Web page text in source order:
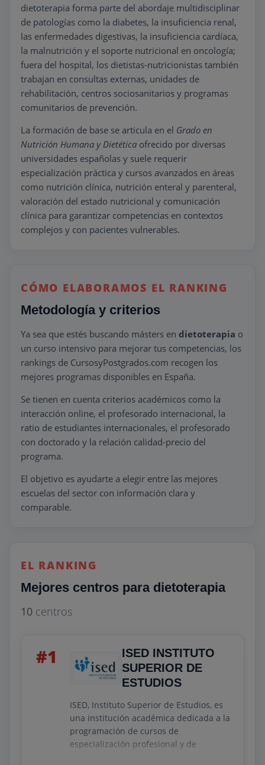
dietoterapia forma parte del abordaje multidisciplinar
de patologías como la diabetes, la insuficiencia renal,
las enfermedades digestivas, la insuficiencia cardíaca,
la malnutrición y el soporte nutricional en oncología;
fuera del hospital, los dietistas-nutricionistas también
trabajan en consultas externas, unidades de
rehabilitación, centros sociosanitarios y programas
comunitarios de prevención.
La formación de base se articula en el Grado en
Nutrición Humana y Dietética ofrecido por diversas
universidades españolas y suele requerir
especialización práctica y cursos avanzados en áreas
como nutrición clínica, nutrición enteral y parenteral,
valoración del estado nutricional y comunicación
clínica para garantizar competencias en contextos
complejos y con pacientes vulnerables.
CÓMO ELABORAMOS EL RANKING
Metodología y criterios
Ya sea que estés buscando másters en dietoterapia o
un curso intensivo para mejorar tus competencias, los
rankings de CursosyPostgrados.com recogen los
mejores programas disponibles en España.
Se tienen en cuenta criterios académicos como la
interacción online, el profesorado internacional, la
ratio de estudiantes internacionales, el profesorado
con doctorado y la relación calidad-precio del
programa.
El objetivo es ayudarte a elegir entre las mejores
escuelas del sector con información clara y
comparable.
EL RANKING
Mejores centros para dietoterapia
10 centros
#1
ISED INSTITUTO
SUPERIOR DE
ESTUDIOS
ISED, Instituto Superior de Estudios, es
una institución académica dedicada a la
programación de cursos de
especialización profesional y de